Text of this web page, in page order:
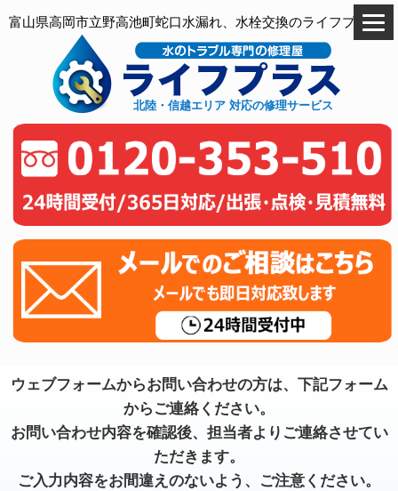
富山県高岡市立野高池町蛇口水漏れ、水栓交換のライフプラス
北陸・信越エリア 対応の修理サービス
ウェブフォームからお問い合わせの方は、下記フォーム
からご連絡ください。
お問い合わせ内容を確認後、担当者よりご連絡させてい
ただきます。
ご入力内容をお間違えのないよう、ご注意ください。